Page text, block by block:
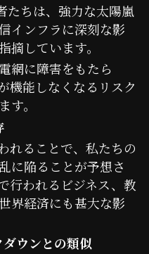
たちは、強力な太陽嵐
インフラに深刻な影
摘しています。
網に障害をもたら
機能しなくなるリスク
す。
れることで、私たちの
に陥ることが予想さ
行われるビジネス、教
界経済にも甚大な影
ウンとの類似